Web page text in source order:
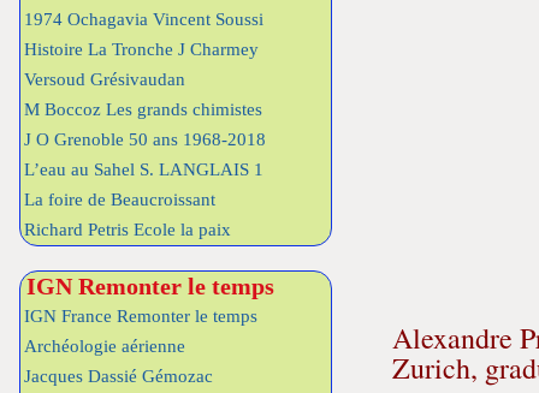
1974 Ochagavia Vincent Soussi
Histoire La Tronche J Charmey
Versoud Grésivaudan
M Boccoz Les grands chimistes
J O Grenoble 50 ans 1968-2018
L’eau au Sahel S. LANGLAIS 1
La foire de Beaucroissant
Richard Petris Ecole la paix
IGN Remonter le temps
IGN France Remonter le temps
Archéologie aérienne
Jacques Dassié Gémozac
Alexandre
Zurich,